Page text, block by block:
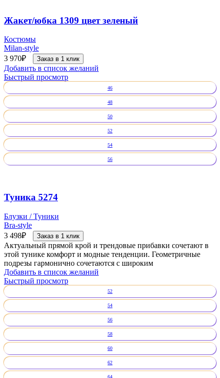
Жакет/юбка 1309 цвет зеленый
Костюмы
Milan-style
3 970₽ Заказ в 1 клик
Добавить в список желаний
Быстрый просмотр
46
48
50
52
54
56
Туника 5274
Блузки / Туники
Bra-style
3 498₽ Заказ в 1 клик
Актуальный прямой крой и трендовые прибавки сочетают в
этой тунике комфорт и модные тенденции. Геометричные
подрезы гармонично сочетаются с широким
Добавить в список желаний
Быстрый просмотр
52
54
56
58
60
62